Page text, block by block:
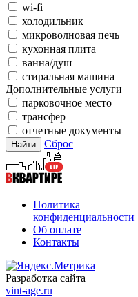
wi-fi
холодильник
микроволновая печь
кухонная плита
ванна/душ
стиральная машина
Дополнительные услуги
парковочное место
трансфер
отчетные документы
Сброс
Политика
конфиденциальности
Об оплате
Контакты
Разработка сайта
vint-age.ru